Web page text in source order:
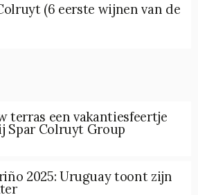
(6 eerste wijnen van de
terras een vakantiesfeertje
Spar Colruyt Group
2025: Uruguay toont zijn